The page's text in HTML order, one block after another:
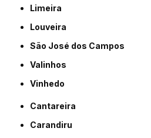
Limeira
Louveira
São José dos Campos
Valinhos
Vinhedo
Cantareira
Carandiru